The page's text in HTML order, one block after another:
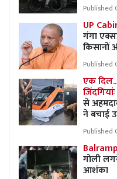
Published
UP
गंगा
किसानों
एक
जिंदगियांः
से
ने बचाई
Published
गोली
आशंका